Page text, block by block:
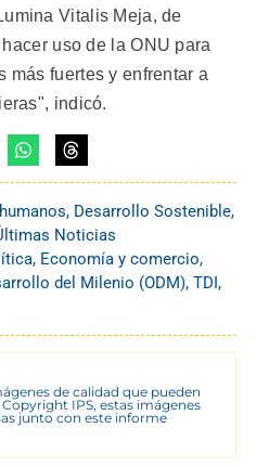
Vitalis Meja, de
uso de la ONU para
más fuertes y enfrentar a
indicó.
, Desarrollo Sostenible,
Noticias
, Economía y comercio,
del Milenio (ODM), TDI,
de calidad que pueden
IPS, estas imágenes
junto con este informe